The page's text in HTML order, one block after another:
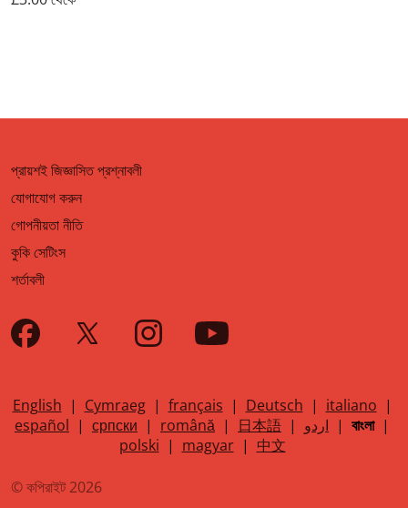
প্রায়শই জিজ্ঞাসিত প্রশ্নাবলী
যোগাযোগ করুন
গোপনীয়তা নীতি
কুকি সেটিংস
শর্তাবলী
English | Cymraeg| français | Deutsch | italiano |
español | српски | română | 日本語 | اردو | বাংলা|
polski | magyar| 中文
© কপিরাইট 2026